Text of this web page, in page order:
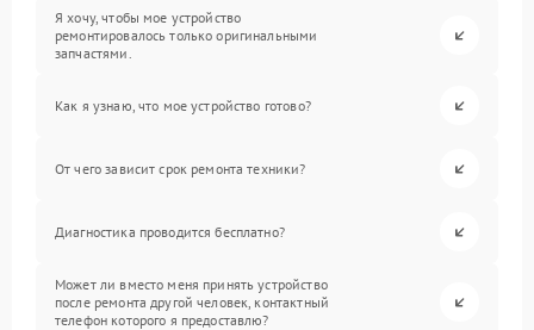
Я хочу, чтобы мое устройство
ремонтировалось только оригинальными
запчастями.
Как я узнаю, что мое устройство готово?
От чего зависит срок ремонта техники?
Диагностика проводится бесплатно?
Может ли вместо меня принять устройство
после ремонта другой человек, контактный
телефон которого я предоставлю?